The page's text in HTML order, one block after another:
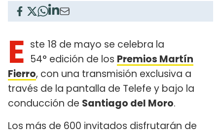
E ste 18 de mayo se celebra la
54° edición de los Premios Martín
Fierro, con una transmisión exclusiva a
través de la pantalla de Telefe y bajo la
conducción de Santiago del Moro.
Los más de 600 invitados disfrutarán de